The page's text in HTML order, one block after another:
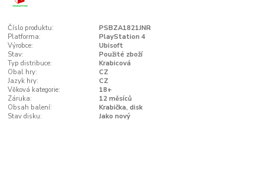
Číslo produktu:
PSBZA1821JNR
Platforma:
PlayStation 4
Výrobce:
Ubisoft
Stav:
Použité zboží
Typ distribuce:
Krabicová
Obal hry:
CZ
Jazyk hry:
CZ
Věková kategorie:
18+
Záruka:
12 měsíců
Obsah balení:
Krabička, disk
Stav disku:
Jako nový